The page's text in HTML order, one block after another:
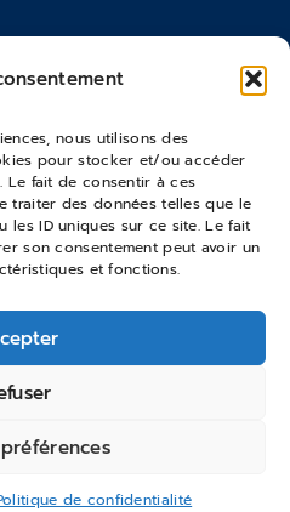
nous utilisons des
pour stocker et/ou accéder
Le fait de consentir à ces
traiter des données telles que le
les ID uniques sur ce site. Le fait
son consentement peut avoir un
et fonctions.
de confidentialité
Gourmandes